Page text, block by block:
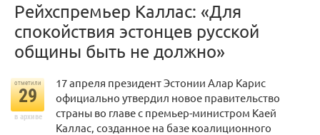
Рейхспремьер Каллас: «Для
спокойствия эстонцев русской
общины быть не должно»
отметили
29
в архиве
17 апреля президент Эстонии Алар Карис
официально утвердил новое правительство
страны во главе с премьер-министром Каей
Каллас, созданное на базе коалиционного